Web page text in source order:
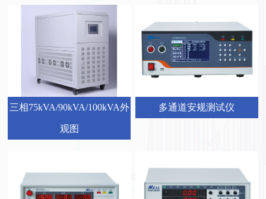
三相75kVA/90kVA/100kVA外
观图
多通道安规测试仪